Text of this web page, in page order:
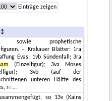
Einträge zeigen
sowie prophetische
– Krakauer Blätter: 1ra
Evas; 1vb Sündenfall; 3ra
(Einzelfigur); 3va Moses
3vb (auf der
unteren Hälfte des
nu
so 13v (Kains